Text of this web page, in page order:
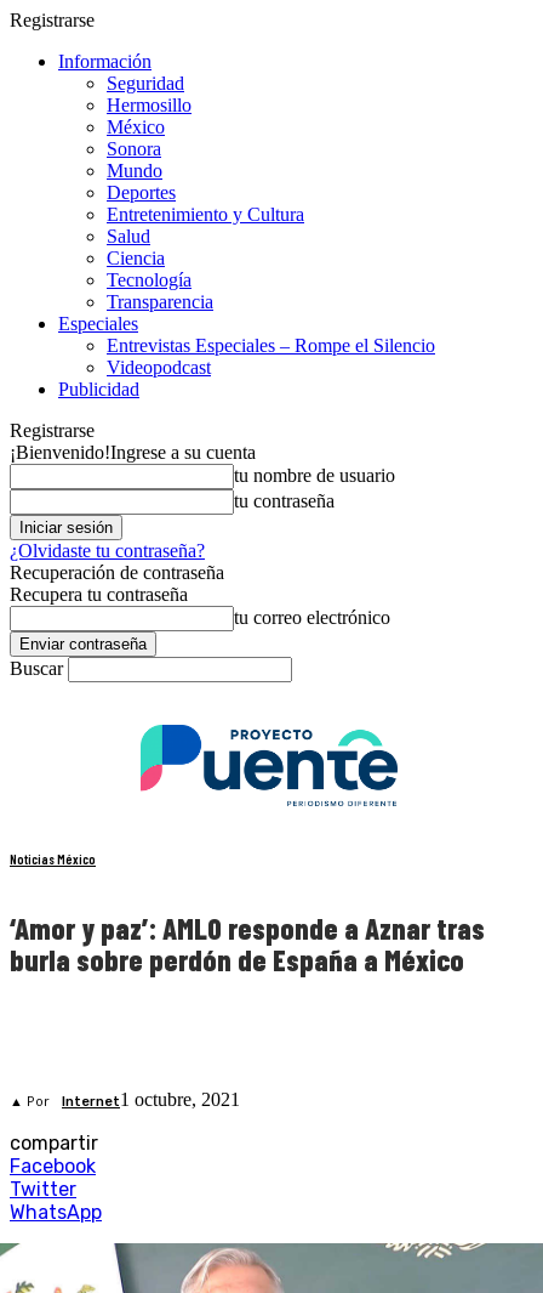
Registrarse
Información
Seguridad
Hermosillo
México
Sonora
Mundo
Deportes
Entretenimiento y Cultura
Salud
Ciencia
Tecnología
Transparencia
Especiales
Entrevistas Especiales – Rompe el Silencio
Videopodcast
Publicidad
Registrarse
¡Bienvenido!Ingrese a su cuenta
tu nombre de usuario
tu contraseña
¿Olvidaste tu contraseña?
Recuperación de contraseña
Recupera tu contraseña
tu correo electrónico
Buscar
Noticias México
‘Amor y paz’: AMLO responde a Aznar tras
burla sobre perdón de España a México
▲ Por Internet1 octubre, 2021
compartir
Facebook
Twitter
WhatsApp